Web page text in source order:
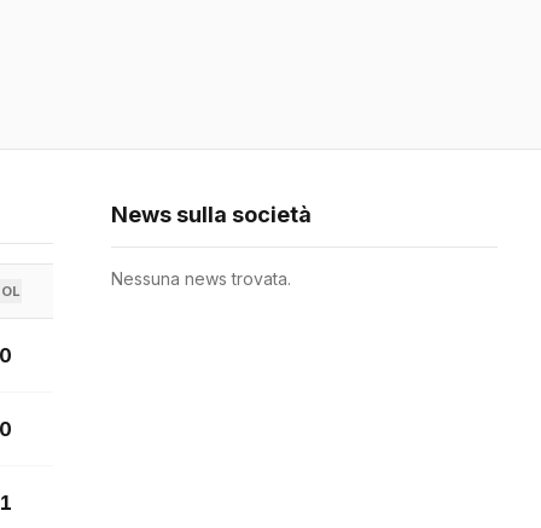
0
0
1
News sulla società
Nessuna news trovata.